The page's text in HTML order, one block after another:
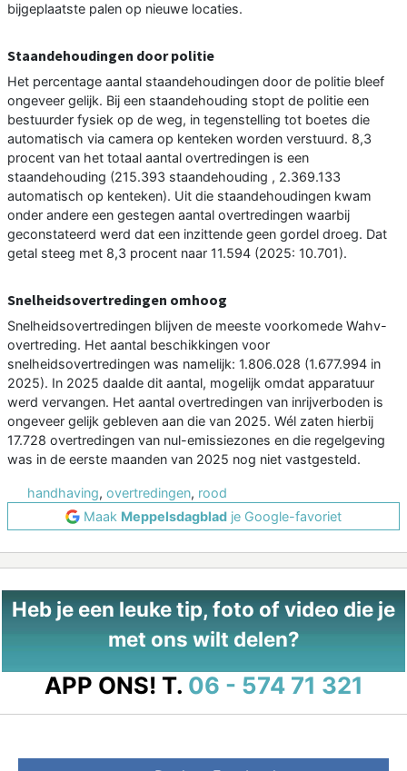
bijgeplaatste palen op nieuwe locaties.
Staandehoudingen door politie
Het percentage aantal staandehoudingen door de politie bleef
ongeveer gelijk. Bij een staandehouding stopt de politie een
bestuurder fysiek op de weg, in tegenstelling tot boetes die
automatisch via camera op kenteken worden verstuurd. 8,3
procent van het totaal aantal overtredingen is een
staandehouding (215.393 staandehouding , 2.369.133
automatisch op kenteken). Uit die staandehoudingen kwam
onder andere een gestegen aantal overtredingen waarbij
geconstateerd werd dat een inzittende geen gordel droeg. Dat
getal steeg met 8,3 procent naar 11.594 (2025: 10.701).
Snelheidsovertredingen omhoog
Snelheidsovertredingen blijven de meeste voorkomede Wahv-
overtreding. Het aantal beschikkingen voor
snelheidsovertredingen was namelijk: 1.806.028 (1.677.994 in
2025). In 2025 daalde dit aantal, mogelijk omdat apparatuur
werd vervangen. Het aantal overtredingen van inrijverboden is
ongeveer gelijk gebleven aan die van 2025. Wél zaten hierbij
17.728 overtredingen van nul-emissiezones en die regelgeving
was in de eerste maanden van 2025 nog niet vastgesteld.
handhaving, overtredingen, rood
Maak Meppelsdagblad je Google-favoriet
Heb je een leuke tip, foto of video die je
met ons wilt delen?
APP ONS! T. 06 - 574 71 321